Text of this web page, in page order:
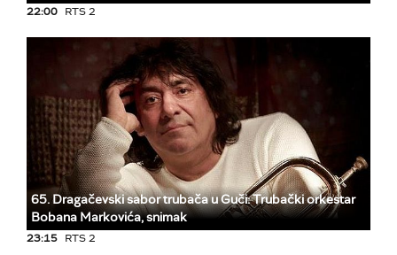
22:00 RTS 2
65. Dragačevski sabor trubača u Guči: Trubački orkestar
Bobana Markovića, snimak
23:15 RTS 2